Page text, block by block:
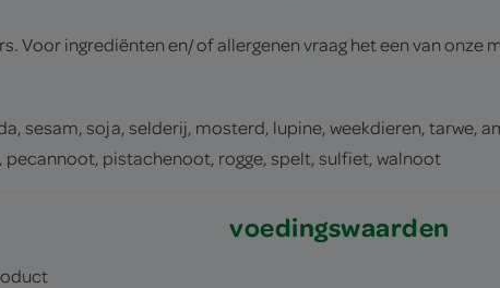
Voor ingrediënten en/ of allergenen vraag het een van onze
sesam, soja, selderij, mosterd, lupine, weekdieren, tarwe,
pistachenoot, rogge, spelt, sulfiet, walnoot
voedingswaarden